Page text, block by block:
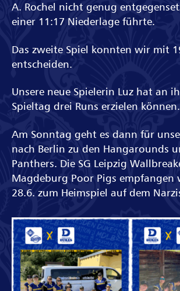
A. Rochel nicht genug
einer 11:17 Niederlage führte.
Das zweite Spiel konnten wir mit
entscheiden.
Unsere neue Spielerin Luz hat an
Spieltag drei Runs erzielen können.
Am Sonntag geht es dann für
nach Berlin zu den Hangarounds
Panthers. Die SG Leipzig
Magdeburg Poor Pigs empfangen
28.6. zum Heimspiel auf dem